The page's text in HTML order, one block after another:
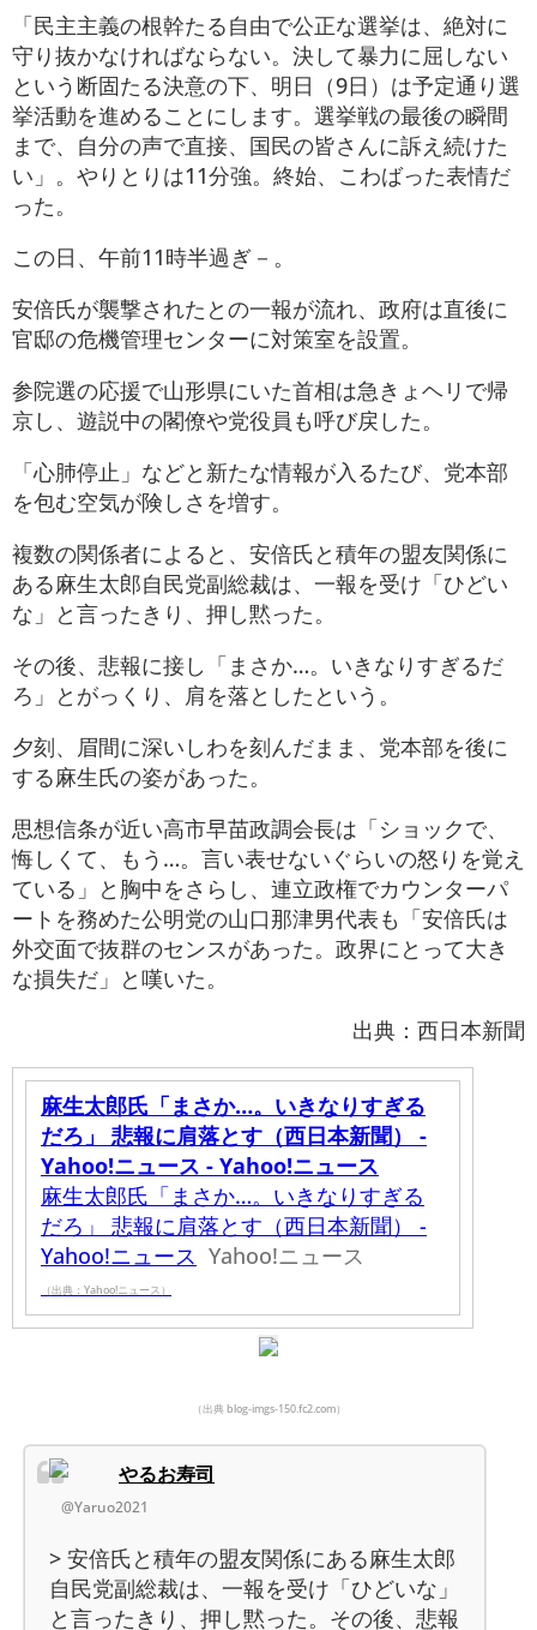
「民主主義の根幹たる自由で公正な選挙は、絶対に
守り抜かなければならない。決して暴力に屈しない
という断固たる決意の下、明日（9日）は予定通り選
挙活動を進めることにします。選挙戦の最後の瞬間
まで、自分の声で直接、国民の皆さんに訴え続けた
い」。やりとりは11分強。終始、こわばった表情だ
った。
この日、午前11時半過ぎ－。
安倍氏が襲撃されたとの一報が流れ、政府は直後に
官邸の危機管理センターに対策室を設置。
参院選の応援で山形県にいた首相は急きょヘリで帰
京し、遊説中の閣僚や党役員も呼び戻した。
「心肺停止」などと新たな情報が入るたび、党本部
を包む空気が険しさを増す。
複数の関係者によると、安倍氏と積年の盟友関係に
ある麻生太郎自民党副総裁は、一報を受け「ひどい
な」と言ったきり、押し黙った。
その後、悲報に接し「まさか…。いきなりすぎるだ
ろ」とがっくり、肩を落としたという。
夕刻、眉間に深いしわを刻んだまま、党本部を後に
する麻生氏の姿があった。
思想信条が近い高市早苗政調会長は「ショックで、
悔しくて、もう…。言い表せないぐらいの怒りを覚え
ている」と胸中をさらし、連立政権でカウンターパ
ートを務めた公明党の山口那津男代表も「安倍氏は
外交面で抜群のセンスがあった。政界にとって大き
な損失だ」と嘆いた。
出典：西日本新聞
麻生太郎氏「まさか…。いきなりすぎる
だろ」 悲報に肩落とす（西日本新聞） -
Yahoo!ニュース - Yahoo!ニュース
麻生太郎氏「まさか…。いきなりすぎる
だろ」 悲報に肩落とす（西日本新聞） -
Yahoo!ニュース Yahoo!ニュース
（出典：Yahoo!ニュース）
（出典 blog-imgs-150.fc2.com）
やるお寿司
@Yaruo2021
> 安倍氏と積年の盟友関係にある麻生太郎
自民党副総裁は、一報を受け「ひどいな」
と言ったきり、押し黙った。その後、悲報